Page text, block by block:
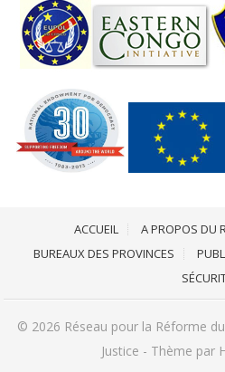
ACCUEIL A PROPOS DU
BUREAUX DES PROVINCES
© 2026 Réseau pour la Réforme
Justice - Thème par